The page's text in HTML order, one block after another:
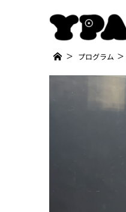
プログラム